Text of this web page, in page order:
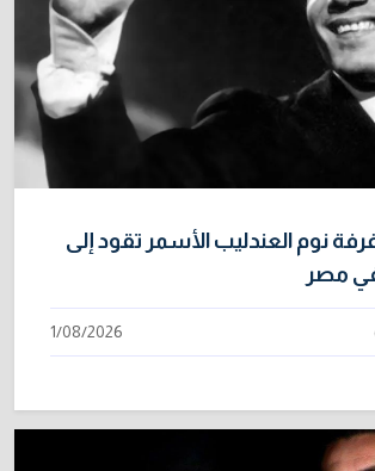
نوم العندليب الأسمر تقود إلى
مصر
1/08/2026